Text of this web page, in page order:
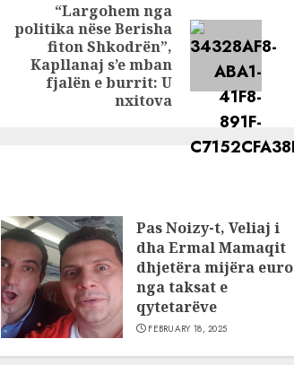
Previous
“Largohem nga
politika nëse Berisha
fiton Shkodrën”,
Kapllanaj s’e mban
fjalën e burrit: U
nxitova
Pas Noizy-t, Veliaj i
dha Ermal Mamaqit
dhjetëra mijëra euro
nga taksat e
qytetarëve
FEBRUARY 18, 2025